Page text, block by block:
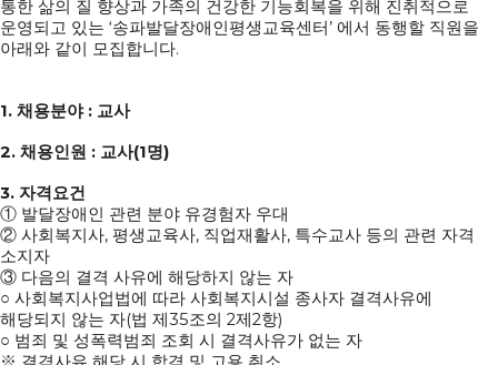
통한 삶의 질 향상과 가족의 건강한 기능회복을 위해 진취적으로
운영되고 있는 ‘송파발달장애인평생교육센터’ 에서 동행할 직원을
아래와 같이 모집합니다.
1. 채용분야 : 교사
2. 채용인원 : 교사(1명)
3. 자격요건
① 발달장애인 관련 분야 유경험자 우대
② 사회복지사, 평생교육사, 직업재활사, 특수교사 등의 관련 자격
소지자
③ 다음의 결격 사유에 해당하지 않는 자
○ 사회복지사업법에 따라 사회복지시설 종사자 결격사유에
해당되지 않는 자(법 제35조의 2제2항)
○ 범죄 및 성폭력범죄 조회 시 결격사유가 없는 자
※ 결격사유 해당 시 합격 및 고용 취소